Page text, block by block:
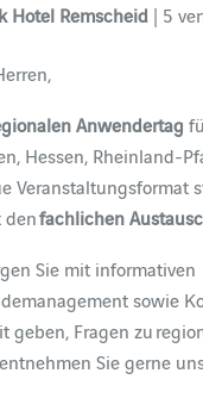
Hotel Remscheid
Anwendertag
Hessen, Rheinland-
Veranstaltungsformat
fachlichen
Sie mit informativen
sowie
geben, Fragen zu
Sie gerne